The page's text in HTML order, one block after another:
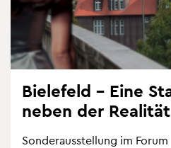
Bie­le­feld – Eine
neben der Rea­li­tät
Son­der­aus­stel­lung im Forum